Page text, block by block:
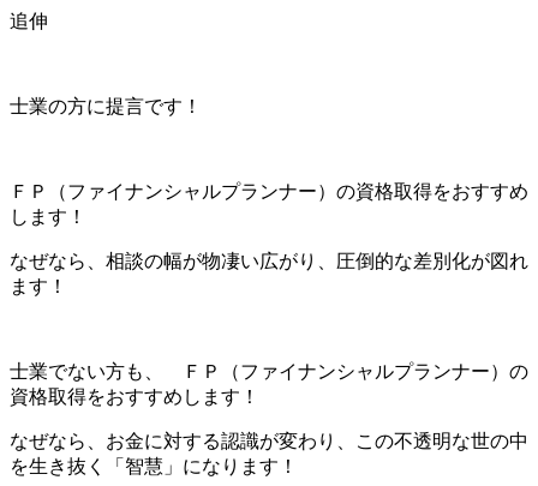
追伸
士業の方に提言です！
ＦＰ（ファイナンシャルプランナー）の資格取得をおすすめ
します！
なぜなら、相談の幅が物凄い広がり、圧倒的な差別化が図れ
ます！
士業でない方も、 ＦＰ（ファイナンシャルプランナー）の
資格取得をおすすめします！
なぜなら、お金に対する認識が変わり、この不透明な世の中
を生き抜く「智慧」になります！